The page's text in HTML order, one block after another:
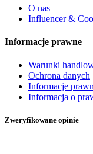
O nas
Influencer &
Informacje prawne
Warunki
Ochrona danych
Informacje
Informacja o
Zweryfikowane opinie